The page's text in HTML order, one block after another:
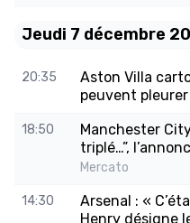
Jeudi 7 décembre
20:35
Aston Villa
peuvent pleurer
18:50
Manchester
triplé…”,
Mercato
14:30
Arsenal : «
Henry désigne